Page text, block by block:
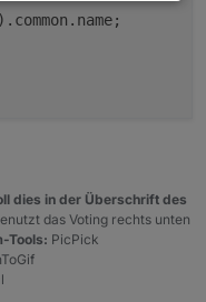
common . name;
dies in der Überschrift des
das Voting rechts unten
Tools: PicPick